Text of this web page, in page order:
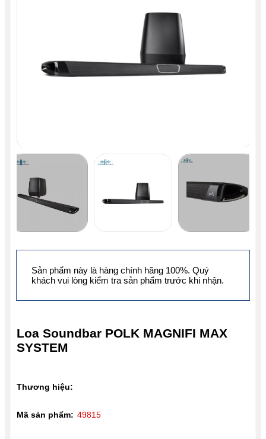
Loa Soundbar POLK MAGNIFI MAX
SYSTEM
Thương hiệu:
Mã sản phẩm: 49815
Sản phẩm này là hàng chính hãng 100%. Quý
khách vui lòng kiểm tra sản phẩm trước khi nhận.